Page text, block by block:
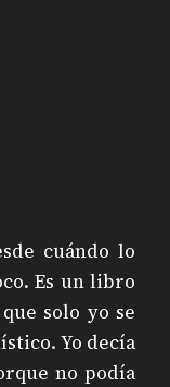
cuándo lo
Es un libro
solo yo se
Yo decía
no podía